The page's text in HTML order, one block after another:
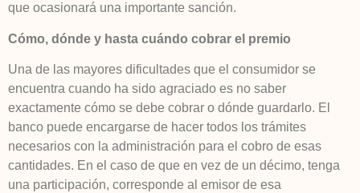
que ocasionará una importante sanción.
Cómo, dónde y hasta cuándo cobrar el premio
Una de las mayores dificultades que el consumidor se
encuentra cuando ha sido agraciado es no saber
exactamente cómo se debe cobrar o dónde guardarlo. El
banco puede encargarse de hacer todos los trámites
necesarios con la administración para el cobro de esas
cantidades. En el caso de que en vez de un décimo, tenga
una participación, corresponde al emisor de esa